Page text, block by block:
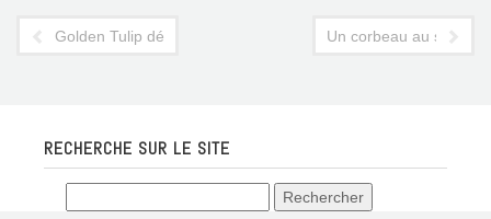
Golden Tulip débarque officiellement à MahdiaUn corbeau au sein de
RECHERCHE SUR LE SITE